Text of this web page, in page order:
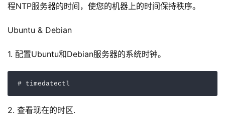
程NTP服务器的时间，使您的机器上的时间保持秩序。
Ubuntu & Debian
1. 配置Ubuntu和Debian服务器的系统时钟。
# timedatectl
2. 查看现在的时区.